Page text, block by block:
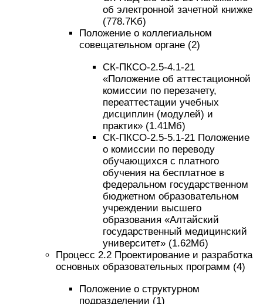
об электронной зачетной книжке
(778.7Kб)
Положение о коллегиальном
совещательном органе (2)
СК-ПКСО-2.5-4.1-21
«Положение об аттестационной
комиссии по перезачету,
переаттестации учебных
дисциплин (модулей) и
практик» (1.41Mб)
СК-ПКСО-2.5-5.1-21 Положение
о комиссии по переводу
обучающихся с платного
обучения на бесплатное в
федеральном государственном
бюджетном образовательном
учреждении высшего
образования «Алтайский
государственный медицинский
университет» (1.62Mб)
Процесс 2.2 Проектирование и разработка
основных образовательных программ (4)
Положение о структурном
подразделении (1)